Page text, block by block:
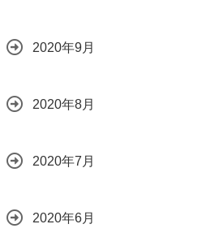
2020年9月
2020年8月
2020年7月
2020年6月